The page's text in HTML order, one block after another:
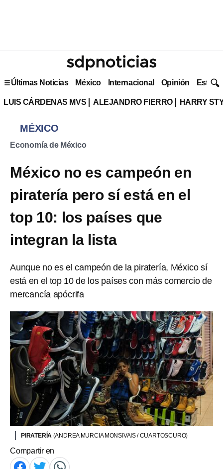
Últimas Noticias México Internacional Opinión Estilo
LUIS CÁRDENAS MVS ALEJANDRO FIERRO HARRY
MÉXICO
Economía de México
México no es campeón en
piratería pero sí está en el
top 10: los países que
integran la lista
Aunque no es el campeón de la piratería, México sí
está en el top 10 de los países con más comercio de
mercancía apócrifa
PIRATERÍA (ANDREA MURCIA MONSIVAIS / CUARTOSCURO)
Compartir en